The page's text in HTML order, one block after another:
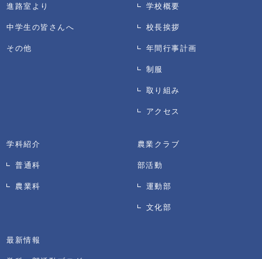
進路室より
中学生の皆さんへ
その他
学校概要
校長挨拶
年間行事計画
制服
取り組み
アクセス
学科紹介
普通科
農業科
農業クラブ
部活動
運動部
文化部
最新情報